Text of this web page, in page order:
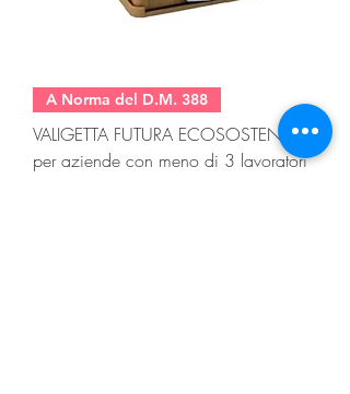
A Norma del D.M. 388
VALIGETTA FUTURA ECOSOSTENIBILE
per aziende con meno di 3 lavoratori